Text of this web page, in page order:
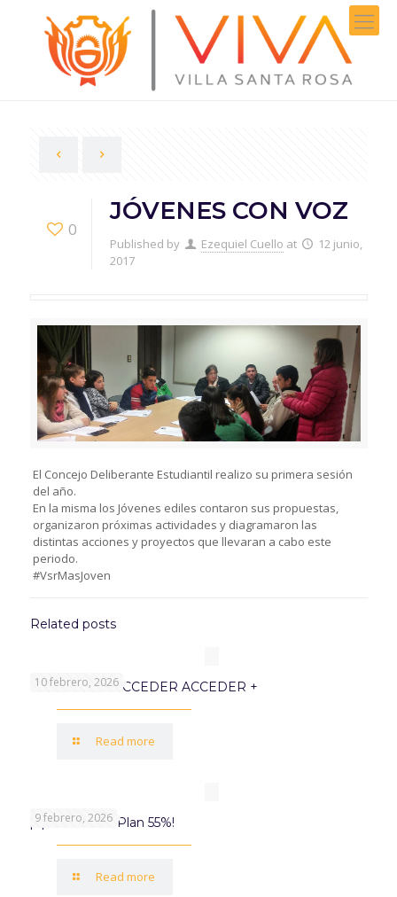
0
JÓVENES CON VOZ
Published by Ezequiel Cuello at
12 junio,
2017
El Concejo Deliberante Estudiantil realizo su primera sesión
del año.
En la misma los Jóvenes ediles contaron sus propuestas,
organizaron próximas actividades y diagramaron las
distintas acciones y proyectos que llevaran a cabo este
periodo.
#VsrMasJoven
Related posts
10 febrero, 2026
PROGRAMA ACCEDER ACCEDER +
Read more
9 febrero, 2026
¡Aprovechá el Plan 55%!
Read more